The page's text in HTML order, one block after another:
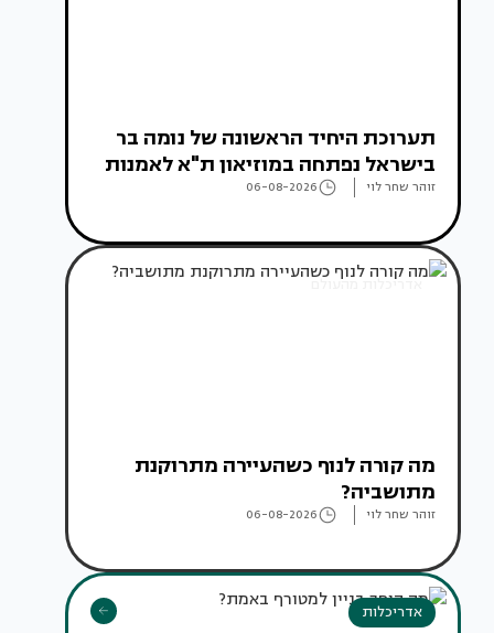
תערוכת היחיד הראשונה של נומה בר
בישראל נפתחה במוזיאון ת"א לאמנות
זוהר שחר לוי 06-08-2026
אדריכלות מהעולם
מה קורה לנוף כשהעיירה מתרוקנת
מתושביה?
זוהר שחר לוי 06-08-2026
אדריכלות